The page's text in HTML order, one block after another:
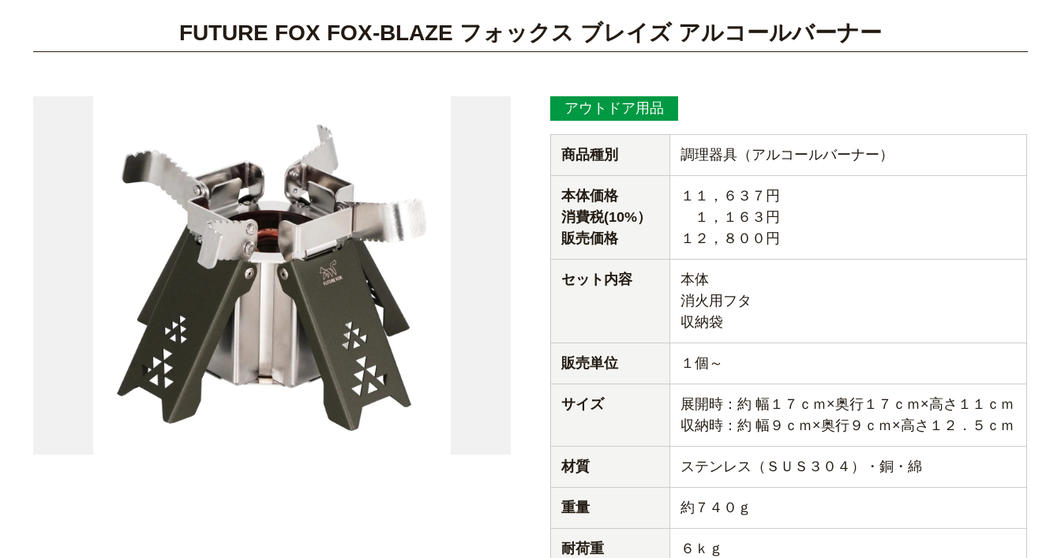
FUTURE FOX FOX-BLAZE フォックス ブレイズ アルコールバーナー
アウトドア用品
商品種別 調理器具（アルコールバーナー）
本体価格
消費税(10%）
販売価格
１１，６３７円
１，１６３円
１２，８００円
セット内容
本体
消火用フタ
収納袋
販売単位 １個～
サイズ
展開時：約 幅１７ｃｍ×奥行１７ｃｍ×高さ１１ｃｍ
収納時：約 幅９ｃｍ×奥行９ｃｍ×高さ１２．５ｃｍ
材質 ステンレス（ＳＵＳ３０４）・銅・綿
重量 約７４０ｇ
耐荷重 ６ｋｇ